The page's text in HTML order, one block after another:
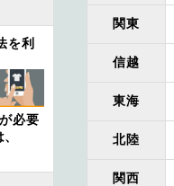
を利
必要
関東
信越
東海
北陸
関西